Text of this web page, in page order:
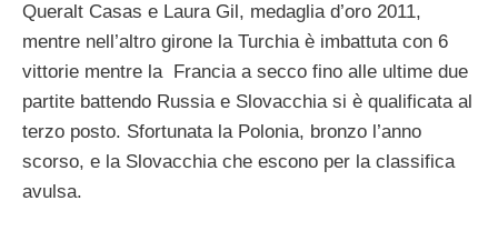
Queralt Casas e Laura Gil, medaglia d’oro 2011,
mentre nell’altro girone la Turchia è imbattuta con 6
vittorie mentre la Francia a secco fino alle ultime due
partite battendo Russia e Slovacchia si è qualificata al
terzo posto. Sfortunata la Polonia, bronzo l’anno
scorso, e la Slovacchia che escono per la classifica
avulsa.